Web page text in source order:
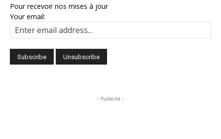
Pour recevoir nos mises à jour
Your email:
- Publicité -